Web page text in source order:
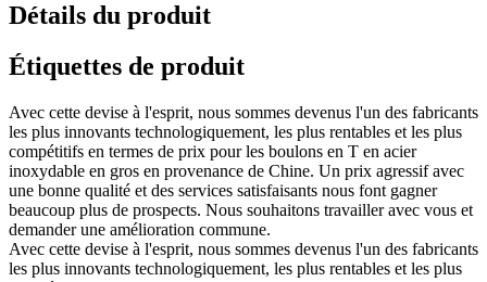
Détails du produit
Étiquettes de produit
Avec cette devise à l'esprit, nous sommes devenus l'un des fabricants
les plus innovants technologiquement, les plus rentables et les plus
compétitifs en termes de prix pour les boulons en T en acier
inoxydable en gros en provenance de Chine. Un prix agressif avec
une bonne qualité et des services satisfaisants nous font gagner
beaucoup plus de prospects. Nous souhaitons travailler avec vous et
demander une amélioration commune.
Avec cette devise à l'esprit, nous sommes devenus l'un des fabricants
les plus innovants technologiquement, les plus rentables et les plus